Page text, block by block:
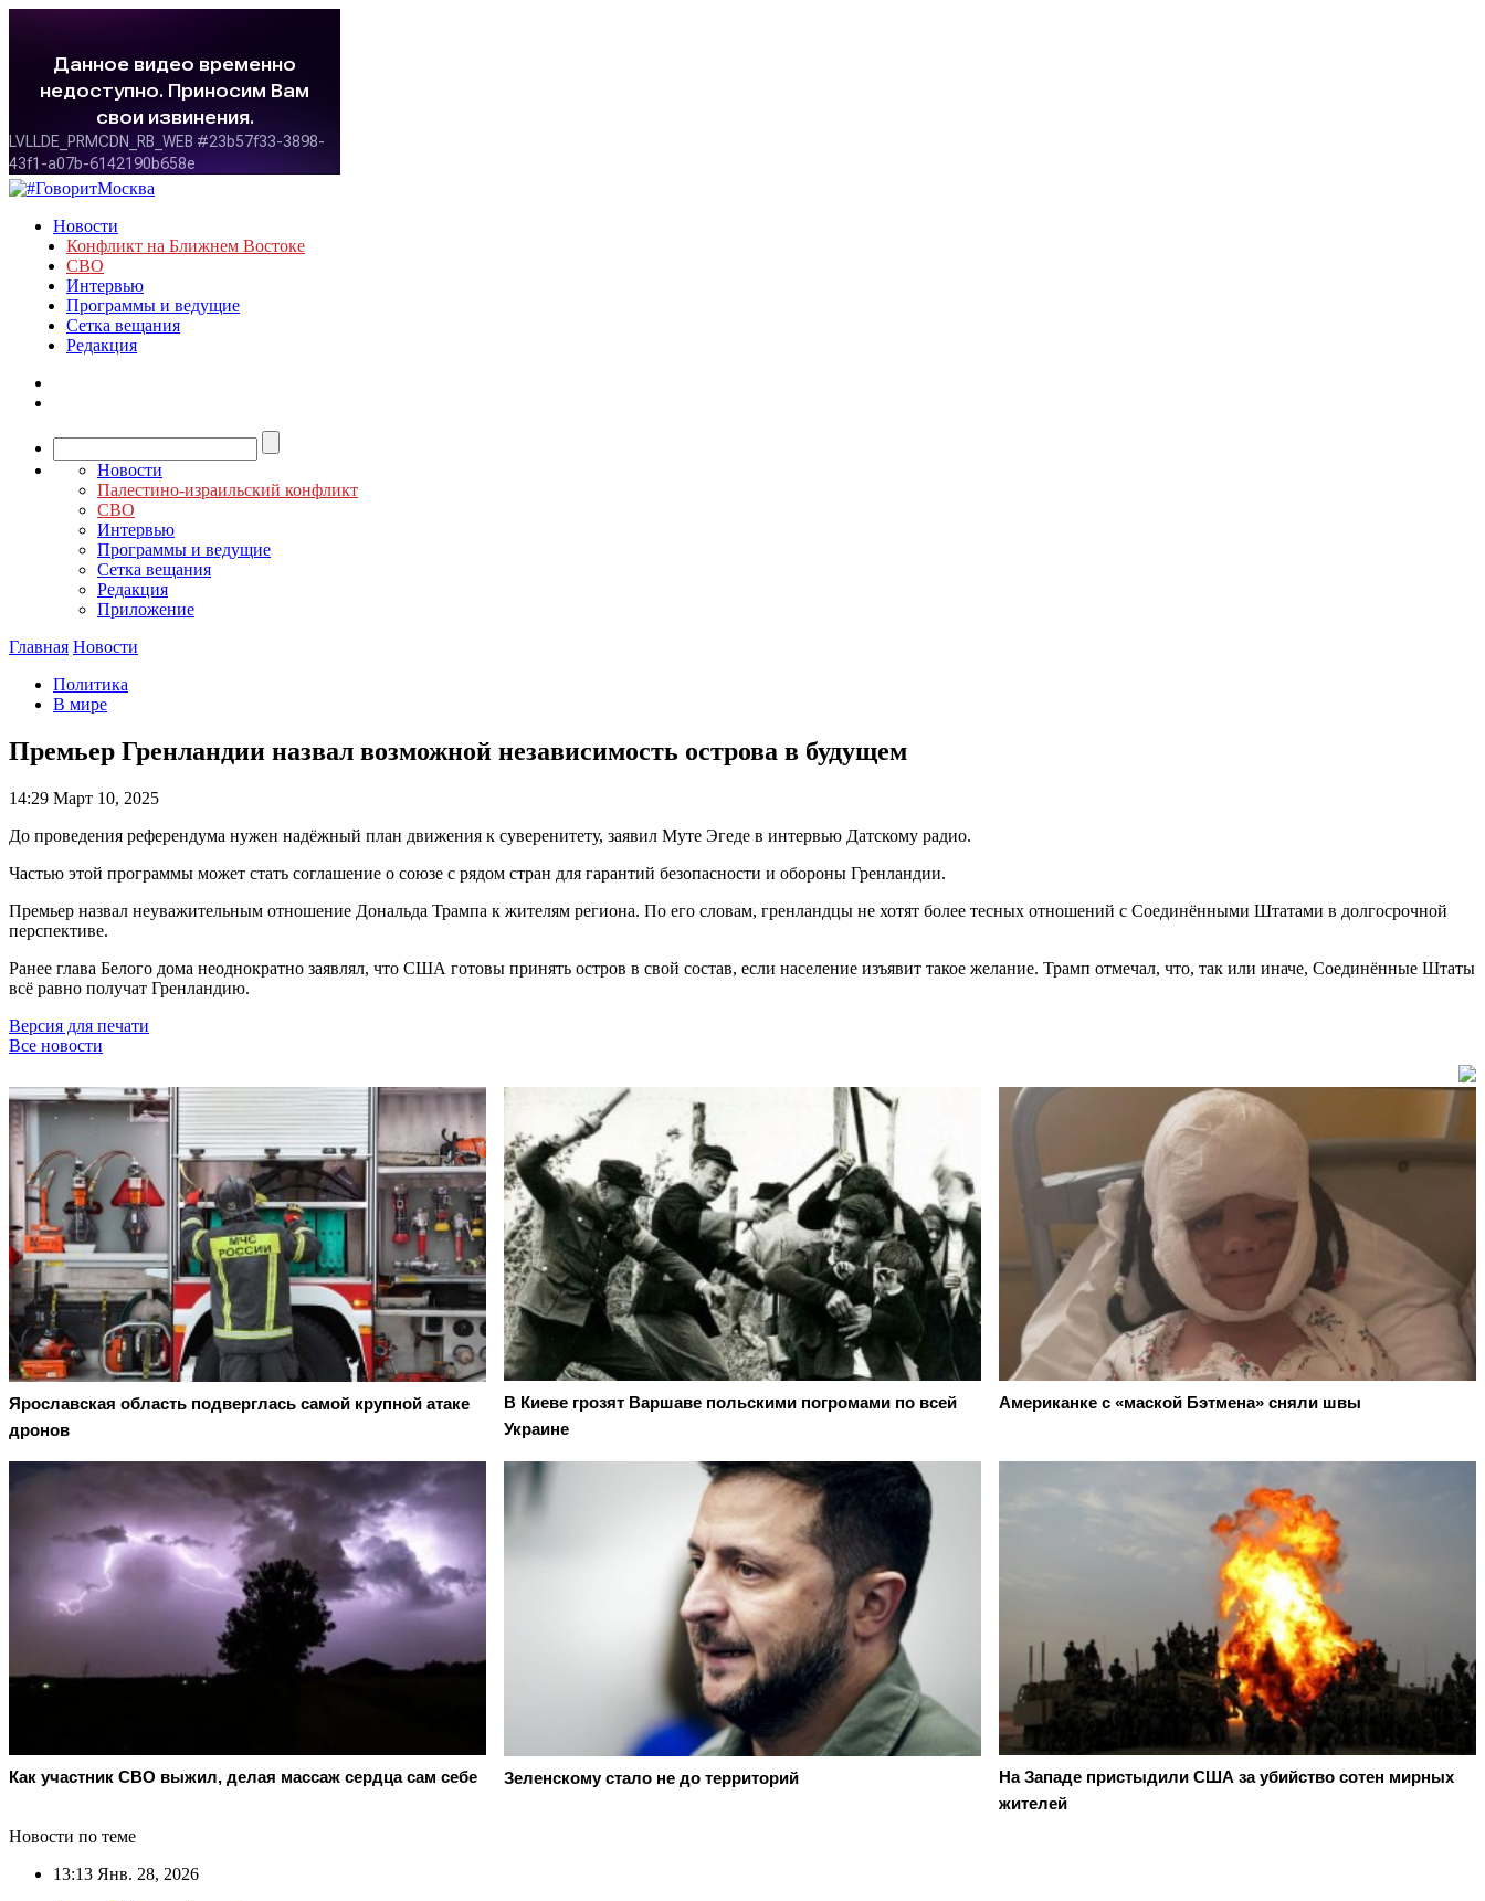
Новости
Конфликт на Ближнем Востоке
СВО
Интервью
Программы и ведущие
Сетка вещания
Редакция
Новости
Палестино-израильский конфликт
СВО
Интервью
Программы и ведущие
Сетка вещания
Редакция
Приложение
Главная Новости
Политика
В мире
Премьер Гренландии назвал возможной независимость острова в будущем
14:29 Март 10, 2025
До проведения референдума нужен надёжный план движения к суверенитету, заявил Муте Эгеде в интервью Датскому радио.
Частью этой программы может стать соглашение о союзе с рядом стран для гарантий безопасности и обороны Гренландии.
Премьер назвал неуважительным отношение Дональда Трампа к жителям региона. По его словам, гренландцы не хотят более тесных отношений с Соединёнными Штатами в долгосрочной
перспективе.
Ранее глава Белого дома неоднократно заявлял, что США готовы принять остров в свой состав, если население изъявит такое желание. Трамп отмечал, что, так или иначе, Соединённые Штаты
всё равно получат Гренландию.
Версия для печати
Все новости
Ярославская область подверглась самой крупной атаке
дронов
В Киеве грозят Варшаве польскими погромами по всей
Украине
Американке с «маской Бэтмена» сняли швы
Как участник СВО выжил, делая массаж сердца сам себе Зеленскому стало не до территорий
На Западе пристыдили США за убийство сотен мирных
жителей
Новости по теме
13:13 Янв. 28, 2026